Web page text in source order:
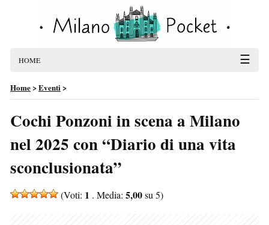
HOME ☰
Home>Eventi>
Cochi Ponzoni in scena a Milano
nel 2025 con “Diario di una vita
sconclusionata”
(Voti: 1 . Media: 5,00su 5)